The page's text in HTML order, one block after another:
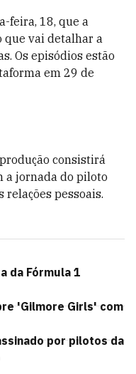
feira, 18, que a
que vai detalhar a
Os episódios estão
em 29 de
consistirá
a jornada do piloto
pessoais.
da Fórmula 1
'Gilmore Girls' com
por pilotos da